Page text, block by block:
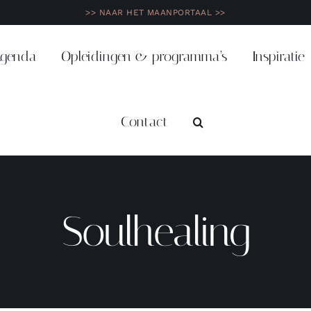
>> NAAR HET MAANPORTAAL >>
Opleidingen & programma’s Inspiratie
Contact
Soulhealing